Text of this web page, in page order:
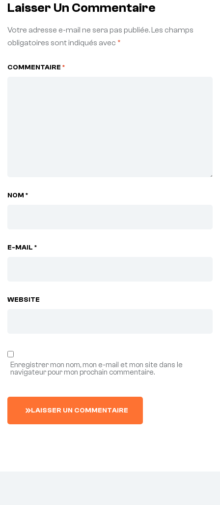
Laisser Un Commentaire
Votre adresse e-mail ne sera pas publiée.Les champs
obligatoires sont indiqués avec *
COMMENTAIRE *
NOM *
E-MAIL *
WEBSITE
Enregistrer mon nom, mon e-mail et mon site dans le
navigateur pour mon prochain commentaire.
LAISSER UN COMMENTAIRE